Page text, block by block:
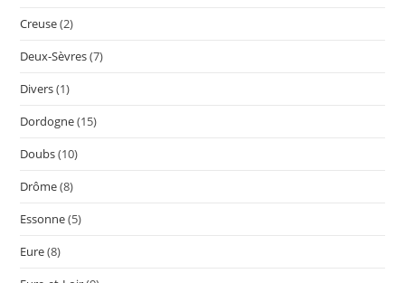
Creuse(2)
Deux-Sèvres(7)
Divers(1)
Dordogne(15)
Doubs(10)
Drôme(8)
Essonne(5)
Eure(8)